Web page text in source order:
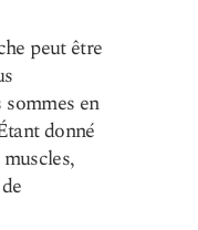
peut être
en
donné